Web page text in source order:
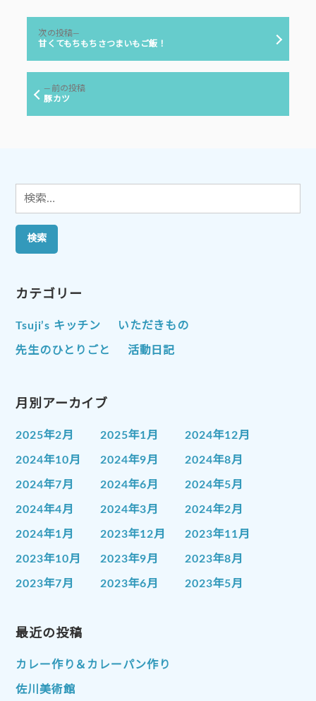
リ
ナ
ー
前の投稿前
豚カツ
次の投稿
の
甘くてもちもちさつまいもご飯！
検
索:
カテゴリー
Tsuji’s キッチン いただきもの
先生のひとりごと 活動日記
月別アーカイブ
2025年2月 2025年1月 2024年12月
2024年10月 2024年9月 2024年8月
2024年7月 2024年6月 2024年5月
2024年4月 2024年3月 2024年2月
2024年1月 2023年12月 2023年11月
2023年10月 2023年9月 2023年8月
2023年7月 2023年6月 2023年5月
2023年1月
2022年10月 2022年9月
2022年7月
最近の投稿
カレー作り＆カレーパン作り
佐川美術館